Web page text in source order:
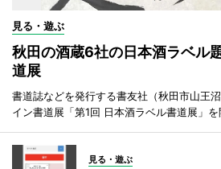
見る・遊ぶ
秋田の酒蔵6社の日本酒ラベル
道展
書道誌などを発行する書友社（秋田市山王
イン書道展「第1回 日本酒ラベル書道展」を
見る・遊ぶ